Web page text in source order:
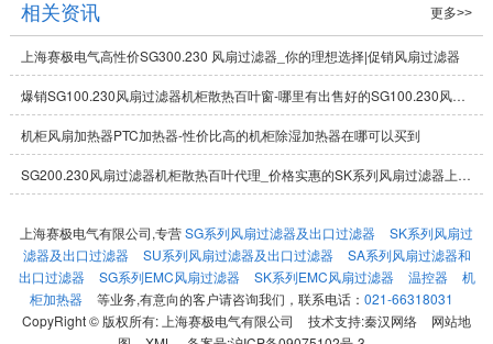
相关资讯 更多>>
上海赛极电气高性价SG300.230 风扇过滤器_你的理想选择|促销风扇过滤器
爆销SG100.230风扇过滤器机柜散热百叶窗-哪里有出售好的SG100.230风扇过滤器
机柜风扇加热器PTC加热器-性价比高的机柜除湿加热器在哪可以买到
SG200.230风扇过滤器机柜散热百叶代理_价格实惠的SK系列风扇过滤器上海赛极电气供应
上海赛极电气有限公司,专营SG系列风扇过滤器及出口过滤器
SK系列风扇过
滤器及出口过滤器
SU系列风扇过滤器及出口过滤器
SA系列风扇过滤器和
出口过滤器
SG系列EMC风扇过滤器 SK系列EMC风扇过滤器 温控器
机
柜加热器
等业务,有意向的客户请咨询我们，联系电话： 021-66318031
CopyRight © 版权所有: 上海赛极电气有限公司 技术支持:秦汉网络
网站地